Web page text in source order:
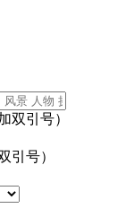
双引号）
引号）